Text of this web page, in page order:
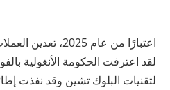
اعتبارًا من عام
لقد اعترفت الحكومة الأنغولية
لتقنيات البلوك تشين وقد نفذت